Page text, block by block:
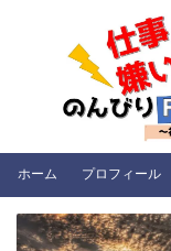
ホーム プロフィール